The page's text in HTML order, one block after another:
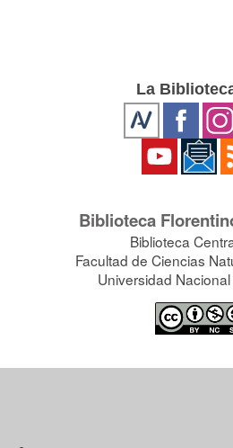
La
Biblioteca
Biblioteca
Facultad de Ciencias
Universidad